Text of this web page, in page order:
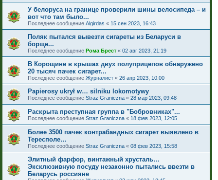
У белоруса на границе проверили шины велосипеда – и
вот что там было...
Последнее сообщение Algirdas « 15 сен 2023, 16:43
Поляк пытался вывезти сигареты из Беларуси в
борще...
Последнее сообщение Рома Брест « 02 авг 2023, 21:19
В Корощине в крышах двух полуприцепов обнаружено
20 тысяч пачек сигарет...
Последнее сообщение Журналист « 26 апр 2023, 10:00
Papierosy ukrył w… silniku lokomotywy
Последнее сообщение Straz Graniczna « 28 мар 2023, 09:48
Раскрыта преступная группа в "Бобровниках"...
Последнее сообщение Straz Graniczna « 18 фев 2023, 12:05
Более 3500 пачек контрабандных сигарет выявлено в
Тересполе…
Последнее сообщение Straz Graniczna « 08 фев 2023, 15:58
Элитный фарфор, винтажный хрусталь…
Эксклюзивную посуду незаконно пытались ввезти в
Беларусь россияне